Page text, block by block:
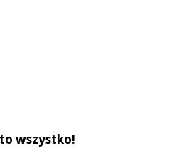
wszystko!